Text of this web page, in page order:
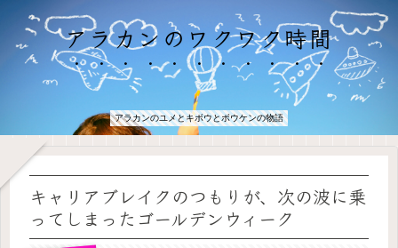
アラカンのワクワク時間
アラカンのユメとキボウとボウケンの物語
キャリアブレイクのつもりが、次の波に乗
ってしまったゴールデンウィーク